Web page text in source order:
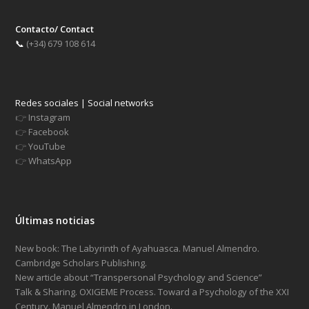
Contacto/ Contact
📞 (+34) 679 108 614
Redes sociales | Social networks
👉 Instagram
👉 Facebook
👉YouTube
👉WhatsApp
Últimas noticias
New book: The Labyrinth of Ayahuasca. Manuel Almendro.
Cambridge Scholars Publishing.
New article about “Transpersonal Psychology and Science”
Talk & Sharing. OXIGEME Process. Toward a Psychology of the XXI
Century. Manuel Almendro in London.